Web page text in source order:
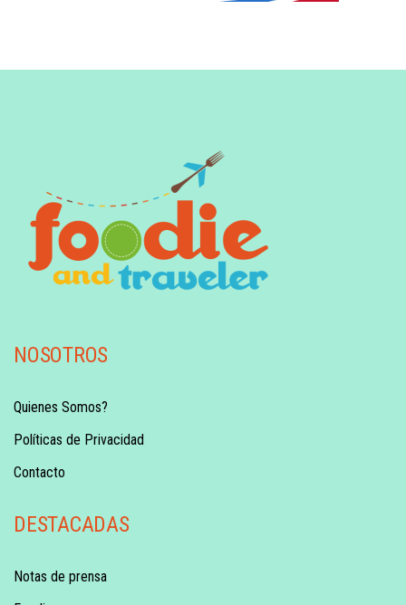
NOSOTROS
Quienes Somos?
Políticas de Privacidad
Contacto
DESTACADAS
Notas de prensa